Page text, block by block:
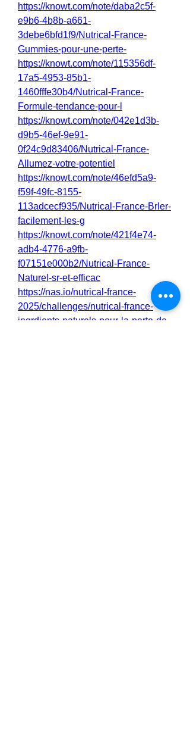
https://knowt.com/note/daba2c5f-
e9b6-4b8b-a661-
3debe6bfd1f9/Nutrical-France-
Gummies-pour-une-perte-
https://knowt.com/note/115356df-
17a5-4953-85b1-
1460fffe30b4/Nutrical-France-
Formule-tendance-pour-l
https://knowt.com/note/042e1d3b-
d9b5-46ef-9e91-
0f24c9d83406/Nutrical-France-
Allumez-votre-potentiel
https://knowt.com/note/46efd5a9-
f59f-49fc-8155-
113adcecf935/Nutrical-France-Brler-
facilement-les-g
https://knowt.com/note/421f4e74-
adb4-4776-a9fb-
f07151e000b2/Nutrical-France-
Naturel-sr-et-efficac
https://nas.io/nutrical-france-
2025/challenges/nutrical-france-
ingrdients-naturels-pour-la-perte-de-